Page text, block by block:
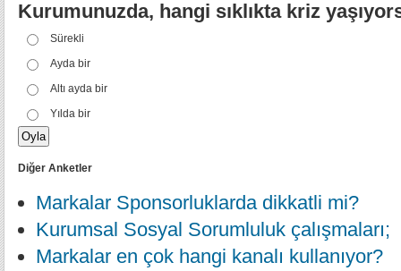
Kurumunuzda, hangi sıklıkta kriz
Sürekli
Ayda bir
Altı ayda bir
Yılda bir
Diğer Anketler
Markalar Sponsorluklarda dikkatli mi?
Kurumsal Sosyal Sorumluluk çalışmaları;
Markalar en çok hangi kanalı kullanıyor?